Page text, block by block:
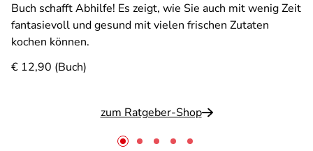
Buch schafft Abhilfe! Es zeigt, wie Sie auch mit wenig Zeit
fantasievoll und gesund mit vielen frischen Zutaten
kochen können.
€ 12,90 (Buch)
zum Ratgeber-Shop